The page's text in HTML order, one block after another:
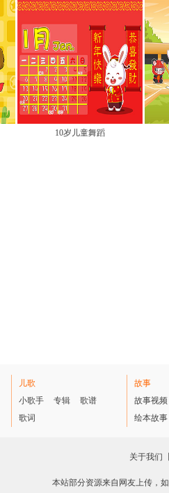
10岁儿童舞蹈
儿歌
小歌手
专辑
歌谱
歌词
故事
故事视频
绘本故事
关于我们
本站部分资源来自网友上传，